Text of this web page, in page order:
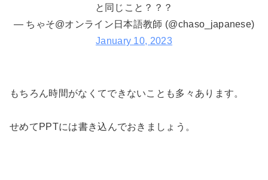
と同じこと？？？
— ちゃそ@オンライン日本語教師 (@chaso_japanese)
January 10, 2023
もちろん時間がなくてできないことも多々あります。
せめてPPTには書き込んでおきましょう。